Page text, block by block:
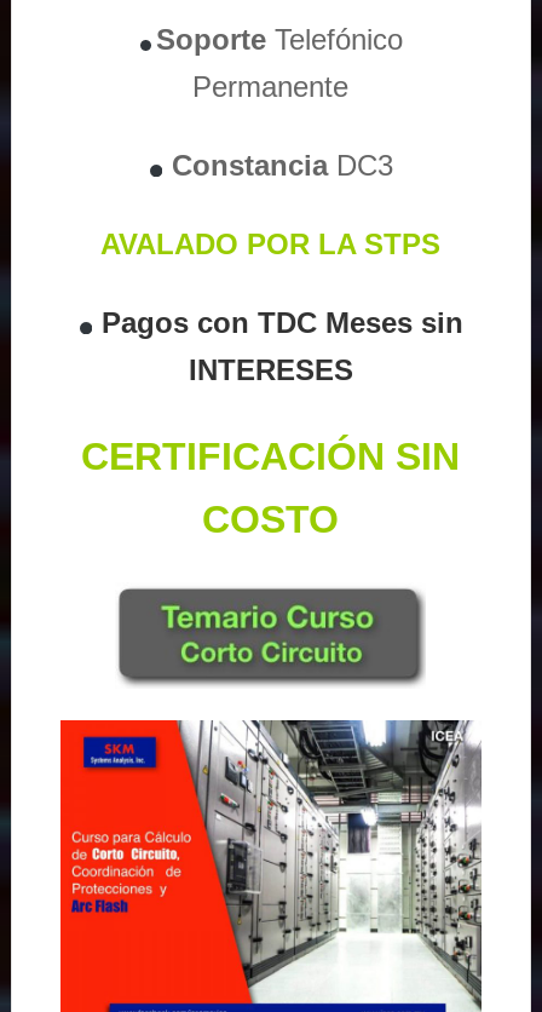
Soporte Telefónico
Permanente
ConstanciaDC3
AVALADO POR LA STPS
Pagos con TDC Meses sin
INTERESES
CERTIFICACIÓN SIN
COSTO